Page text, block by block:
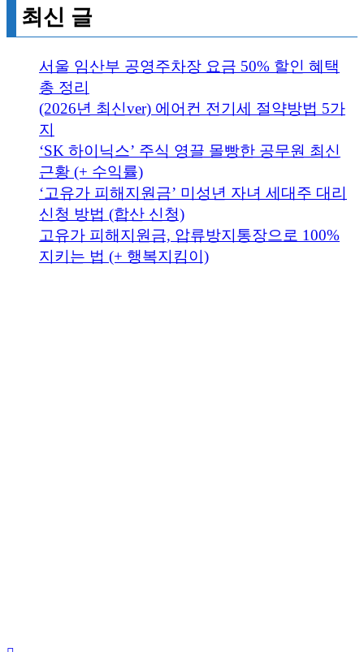
최신 글
서울 임산부 공영주차장 요금 50% 할인 혜택
총 정리
(2026년 최신ver) 에어컨 전기세 절약방법 5가
지
‘SK 하이닉스’ 주식 영끌 몰빵한 공무원 최신
근황 (+ 수익률)
‘고유가 피해지원금’ 미성년 자녀 세대주 대리
신청 방법 (합산 신청)
고유가 피해지원금, 압류방지통장으로 100%
지키는 법 (+ 행복지킴이)